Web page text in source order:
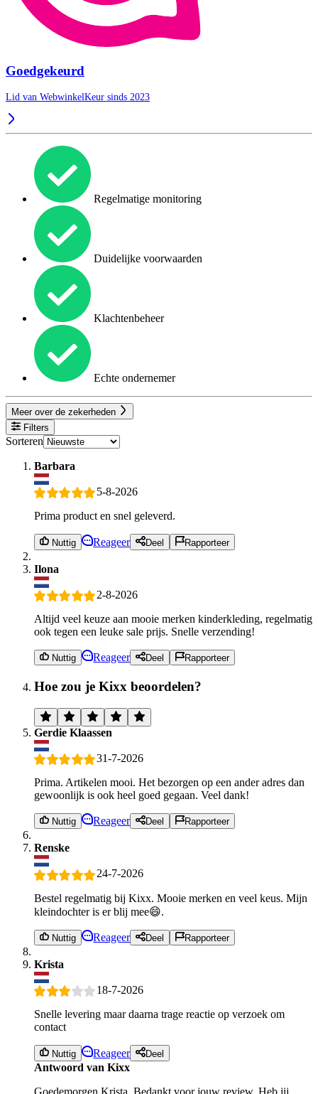
Goedgekeurd
Lid van WebwinkelKeur sinds 2023
Regelmatige monitoring
Duidelijke voorwaarden
Klachtenbeheer
Echte ondernemer
Meer over de zekerheden
Filters
Sorteren
Barbara
5-8-2026
Prima product en snel geleverd.
Nuttig Reageer Deel Rapporteer
Ilona
2-8-2026
Altijd veel keuze aan mooie merken kinderkleding, regelmatig
ook tegen een leuke sale prijs. Snelle verzending!
Nuttig Reageer Deel Rapporteer
Hoe zou je Kixx beoordelen?
Gerdie Klaassen
31-7-2026
Prima. Artikelen mooi. Het bezorgen op een ander adres dan
gewoonlijk is ook heel goed gegaan. Veel dank!
Nuttig Reageer Deel Rapporteer
Renske
24-7-2026
Bestel regelmatig bij Kixx. Mooie merken en veel keus. Mijn
kleindochter is er blij mee😄.
Nuttig Reageer Deel Rapporteer
Krista
18-7-2026
Snelle levering maar daarna trage reactie op verzoek om
contact
Nuttig Reageer Deel
Antwoord van Kixx
Goedemorgen Krista, Bedankt voor jouw review. Heb jij